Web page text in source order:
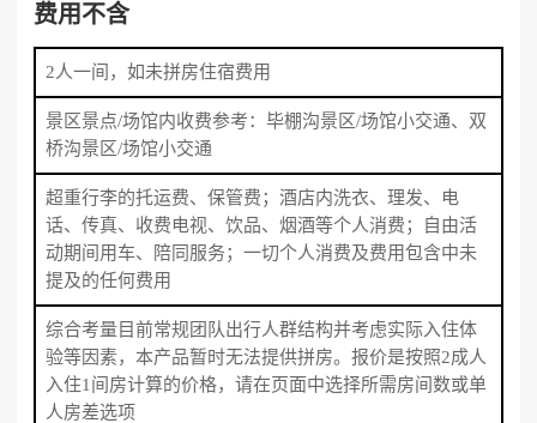
费用不含
2人一间，如未拼房住宿费用
景区景点/场馆内收费参考：毕棚沟景区/场馆小交通、双
桥沟景区/场馆小交通
超重行李的托运费、保管费；酒店内洗衣、理发、电
话、传真、收费电视、饮品、烟酒等个人消费；自由活
动期间用车、陪同服务；一切个人消费及费用包含中未
提及的任何费用
综合考量目前常规团队出行人群结构并考虑实际入住体
验等因素，本产品暂时无法提供拼房。报价是按照2成人
入住1间房计算的价格，请在页面中选择所需房间数或单
人房差选项